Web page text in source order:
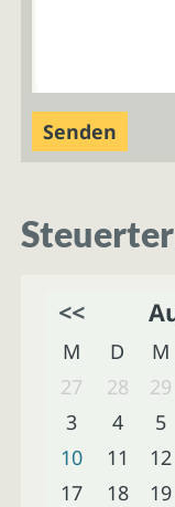
<<
M D M
27
28 29
3
4 5
10
11 12
17
18 19